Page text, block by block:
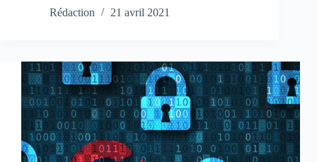
Rédaction
21 avril 2021